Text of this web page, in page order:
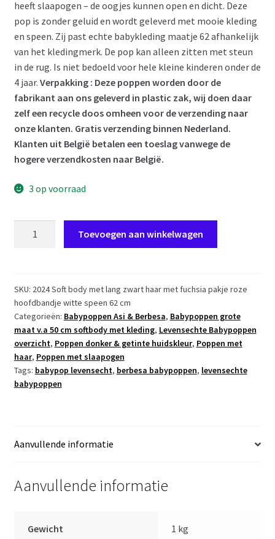
heeft slaapogen – de oogjes kunnen open en dicht. Deze
pop is zonder geluid en wordt geleverd met mooie kleding
en speen. Zij past echte babykleding maatje 62 afhankelijk
van het kledingmerk. De pop kan alleen zitten met steun
in de rug. Is niet bedoeld voor hele kleine kinderen onder de
4 jaar. Verpakking : Deze poppen worden door de
fabrikant aan ons geleverd in plastic zak, wij doen daar
zelf een recycle doos omheen voor de verzending naar
onze klanten. Gratis verzending binnen Nederland.
Klanten uit België betalen een toeslag vanwege de
hogere verzendkosten naar België.
3 op voorraad
pop
donker
met
lang
zwart
haar
met
62
Toevoegen aan winkelwagen
SKU: 2024 Soft body met lang zwart haar met fuchsia pakje roze
hoofdbandje witte speen 62 cm
Categorieën: Babypoppen Asi & Berbesa, Babypoppen grote
maat v.a 50 cm softbody met kleding, Levensechte Babypoppen
overzicht, Poppen donker & getinte huidskleur, Poppen met
haar, Poppen met slaapogen
Tags: babypop levensecht, berbesa babypoppen, levensechte
babypoppen
Aanvullende informatie
Aanvullende informatie
Gewicht 1 kg